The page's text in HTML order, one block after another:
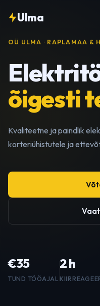
Ulma
OÜ ULMA · RAPLAMAA &
õigesti
Kvaliteetne ja paindlik
korteriühistutele ja
€35
TUND TÖÖAJAL
2 h